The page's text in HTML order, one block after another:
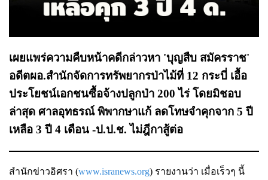
เผยแพร่ความคืบหน้าคดีกล่าวหา 'บุญสืบ สมัครราช'
อดีตผอ.สำนักจัดการทรัพยากรป่าไม้ที่ 12 กระบี่ เอื้อ
ประโยชน์เอกชนซื้อจ้างปลูกป่า 200 ไร่ โดยมิชอบ
ล่าสุด ศาลอุทธรณ์ พิพากษาแก้ ลดโทษจำคุกจาก 5 ปี
เหลือ 3 ปี 4 เดือน -ป.ป.ช. ไม่ฎีกาสู้ต่อ
สำนักข่าวอิศรา (www.isranews.org) รายงานว่า เมื่อเร็วๆ นี้